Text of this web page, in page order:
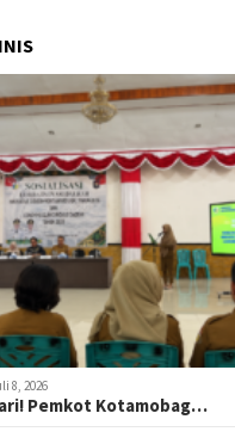
8, 2026
Pemkot Kotamobag…